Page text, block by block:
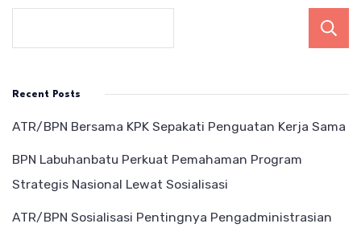
Recent Posts
ATR/BPN Bersama KPK Sepakati Penguatan Kerja Sama
BPN Labuhanbatu Perkuat Pemahaman Program
Strategis Nasional Lewat Sosialisasi
ATR/BPN Sosialisasi Pentingnya Pengadministrasian